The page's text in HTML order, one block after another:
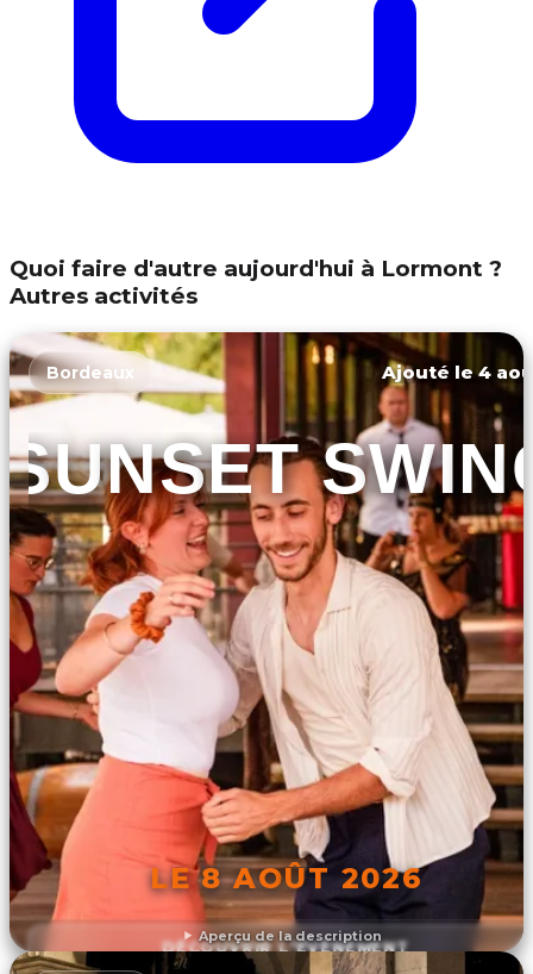
Quoi faire d'autre aujourd'hui à Lormont ?
Autres activités
Aperçu de la description
Bordeaux Ajouté le 4
SUNSET
LE 8 AOÛT 2026
DÉCOUVRIR L'ÉVÉNEMENT